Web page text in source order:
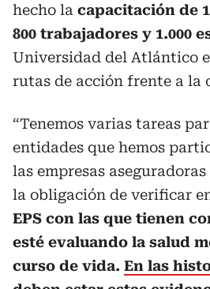
hecho la capacitación de
800 trabajadores y 1.000
Universidad del Atlántico
rutas de acción frente a la
“Tenemos varias tareas
entidades que hemos
las empresas
la obligación de verificar
EPS con las que tienen
esté evaluando la salud
curso de vida. En las